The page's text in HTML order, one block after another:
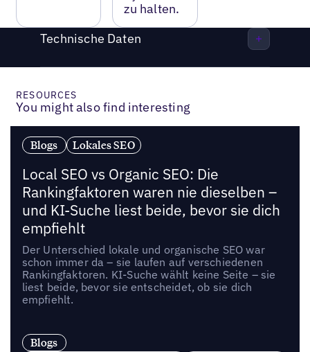
zu halten.
Technische Daten
RESOURCES
You might also find interesting
Blogs Lokales SEO
Local SEO vs Organic SEO: Die
Rankingfaktoren waren nie dieselben –
und KI-Suche liest beide, bevor sie dich
empfiehlt
Der Unterschied lokale und organische SEO war
schon immer da – sie laufen auf verschiedenen
Rankingfaktoren. KI-Suche wählt keine Seite – sie
liest beide, bevor sie entscheidet, ob sie dich
empfiehlt.
Blogs